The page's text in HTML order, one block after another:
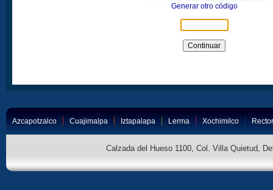
Generar otro código
Azcapotzalco Cuajimalpa Iztapalapa Lerma Xochimilco
Calzada del Hueso 1100, Col. Villa Quietud,